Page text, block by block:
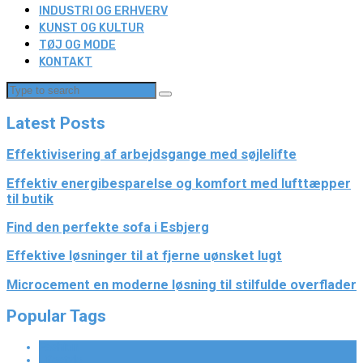
INDUSTRI OG ERHVERV
KUNST OG KULTUR
TØJ OG MODE
KONTAKT
Latest Posts
Effektivisering af arbejdsgange med søjlelifte
Effektiv energibesparelse og komfort med lufttæpper
til butik
Find den perfekte sofa i Esbjerg
Effektive løsninger til at fjerne uønsket lugt
Microcement en moderne løsning til stilfulde overflader
Popular Tags